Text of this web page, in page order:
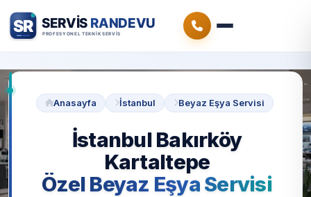
Anasayfa İstanbul Beyaz Eşya Servisi
İstanbul Bakırköy
Kartaltepe
Özel Beyaz Eşya Servisi